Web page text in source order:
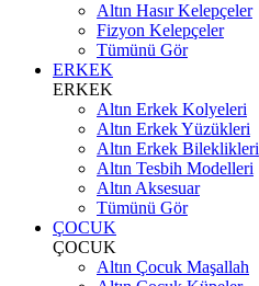
Altın Hasır Kelepçeler
Fizyon Kelepçeler
Tümünü Gör
ERKEK
ERKEK
Altın Erkek Kolyeleri
Altın Erkek Yüzükleri
Altın Erkek Bileklikleri
Altın Tesbih Modelleri
Altın Aksesuar
Tümünü Gör
ÇOCUK
ÇOCUK
Altın Çocuk Maşallah